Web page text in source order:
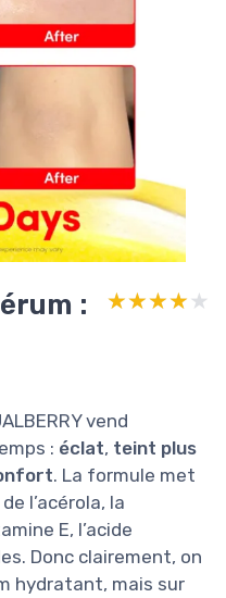
:
★★★★★
★★★★★
vend
: éclat, teint plus
. La formule met
l’acérola, la
E, l’acide
Donc clairement, on
hydratant, mais sur